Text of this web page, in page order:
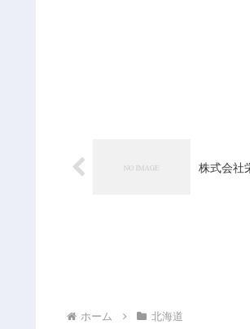
株式会社
ホーム 北海道